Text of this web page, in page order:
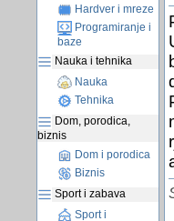
Hardver i mreze
Programiranje i
baze
Nauka i tehnika
Nauka
Tehnika
Dom, porodica,
biznis
Dom i porodica
Biznis
Sport i zabava
Sport i